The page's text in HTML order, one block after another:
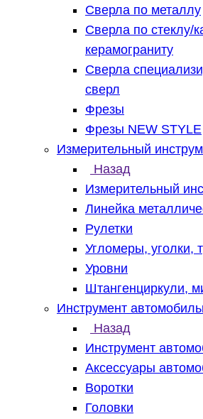
Сверла по металлу
Сверла по стеклу/
керамограниту
Сверла
сверл
Фрезы
Фрезы NEW STYLE
Измерительный
Назад
Измерительный
Линейка
Рулетки
Угломеры, уголки,
Уровни
Штангенциркули,
Инструмент
Назад
Инструмент
Аксессуары
Воротки
Головки